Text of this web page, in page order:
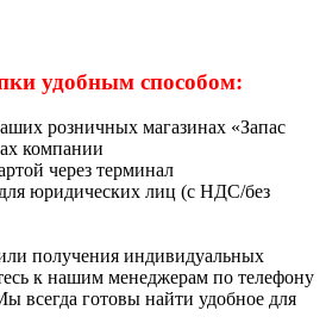
удобным способом:
розничных магазинах «Запас
компании
через терминал
юридических лиц (с НДС/без
получения индивидуальных
к нашим менеджерам по телефону
всегда готовы найти удобное для